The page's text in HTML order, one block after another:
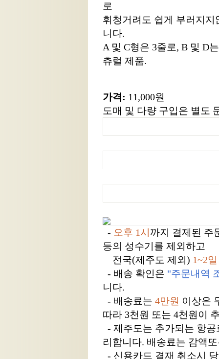
로
휘청거려도 쉽게 부러지
니다.
A 및 C형은 3줄로, B 및 D
츄럴 제품.
가격: 11,000원
도매 및 다량 구입은 별도
- 오후 1시 까지 결제된 주
등의 성수기를 제외하고
전국(제주도 제외) 1~2일
- 배송 확인은 "주문내역
니다.
- 배송료는 4만원 이상은
따라 3천원 또는 4천원이
- 제주도는 추가되는 항
리합니다. 배송료는 감액
- 신용카드 결재 취소시